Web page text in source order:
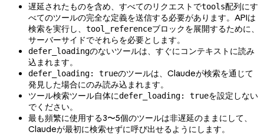
遅延されたものを含め、すべてのリクエストでtools配列にす
べてのツールの完全な定義を送信する必要があります。APIは
検索を実行し、 tool_referenceブロックを展開するために、
サーバーサイドでそれらを必要とします。
defer_loadingのないツールは、すぐにコンテキストに読み
込まれます。
defer_loading: trueのツールは、Claudeが検索を通じて
発見した場合にのみ読み込まれます。
ツール検索ツール自体にdefer_loading: trueを設定しない
でください。
最も頻繁に使用する3〜5個のツールは非遅延のままにして、
Claudeが最初に検索せずに呼び出せるようにします。